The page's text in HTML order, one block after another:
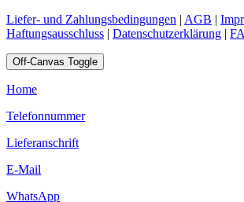
Liefer- und Zahlungsbedingungen | AGB |
Haftungsausschluss | Datenschutzerklärung |
Off-Canvas Toggle
Home
Telefonnummer
Lieferanschrift
E-Mail
WhatsApp